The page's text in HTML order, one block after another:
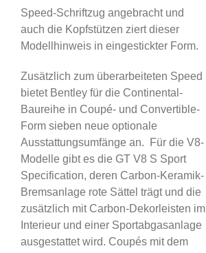
Speed-Schriftzug angebracht und
auch die Kopfstützen ziert dieser
Modellhinweis in eingestickter Form.
Zusätzlich zum überarbeiteten Speed
bietet Bentley für die Continental-
Baureihe in Coupé- und Convertible-
Form sieben neue optionale
Ausstattungsumfänge an. Für die V8-
Modelle gibt es die GT V8 S Sport
Specification, deren Carbon-Keramik-
Bremsanlage rote Sättel trägt und die
zusätzlich mit Carbon-Dekorleisten im
Interieur und einer Sportabgasanlage
ausgestattet wird. Coupés mit dem